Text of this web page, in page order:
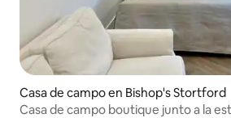
Casa de campo en Bishop's Stortford
Casa de campo boutique junto a la